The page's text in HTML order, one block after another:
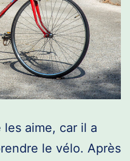
les aime, car il a
le vélo. Après